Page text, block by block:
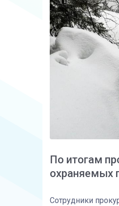
По итогам
охраняемых
Сотрудники